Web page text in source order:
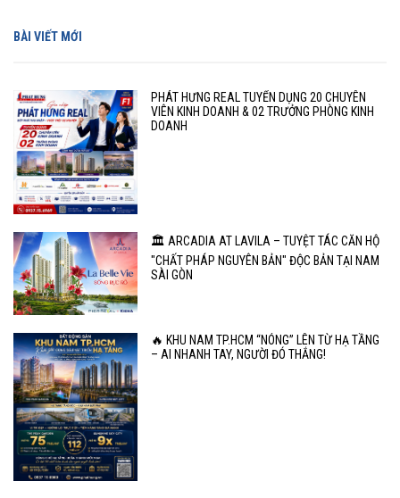
BÀI VIẾT MỚI
PHÁT HƯNG REAL TUYỂN DỤNG 20 CHUYÊN
VIÊN KINH DOANH & 02 TRƯỞNG PHÒNG KINH
DOANH
🏛️ ARCADIA AT LAVILA – TUYỆT TÁC CĂN HỘ
"CHẤT PHÁP NGUYÊN BẢN" ĐỘC BẢN TẠI NAM
SÀI GÒN
🔥 KHU NAM TP.HCM “NÓNG” LÊN TỪ HẠ TẦNG
– AI NHANH TAY, NGƯỜI ĐÓ THẮNG!